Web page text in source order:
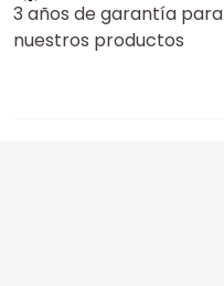
3 años de garantía para
nuestros productos